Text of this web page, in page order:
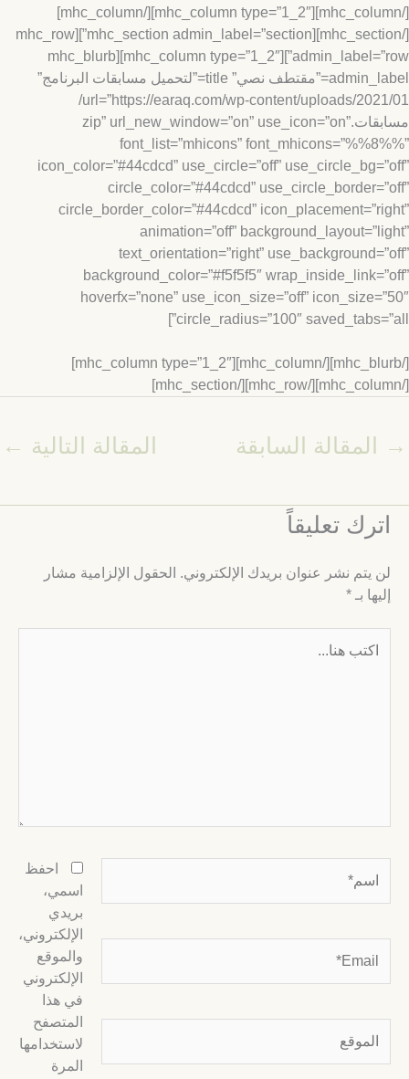
[/mhc_column][mhc_column type=”1_2″][/mhc_column]
[/mhc_section][mhc_section admin_label=”section”][mhc_row
admin_label=”row”][mhc_column type=”1_2″][mhc_blurb
admin_label=”مقتطف نصي” title=”لتحميل مسابقات البرنامج”
url=”https://earaq.com/wp-content/uploads/2021/01/
مسابقات.zip” url_new_window=”on” use_icon=”on”
font_list=”mhicons”
icon_color=”#44cdcd” use_circle=”off”
circle_color=”#44cdcd”
circle_border_color=”#44cdcd”
animation=”off”
text_orientation=”right”
background_color=”#f5f5f5″
hoverfx=”none” use_icon_size=”off”
circle_radius=”100″
[/mhc_blurb][/mhc_column][mhc_column type=”1_2″]
المقالة السابقة المقالة التالية←
تعليقاً
يتم نشر عنوان بريدك الإلكتروني. الحقول الإلزامية مشار
بـ*
احفظ
اسمي،
بريدي
الإلكتروني،
والموقع
الإلكتروني
في هذا
المتصفح
لاستخدامها
المرة